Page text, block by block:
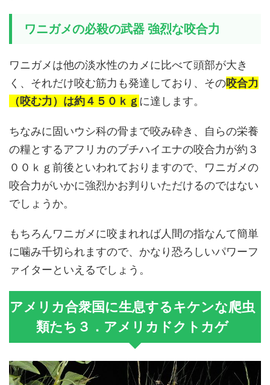
ワニガメの必殺の武器 強烈な咬合力
ワニガメは他の淡水性のカメに比べて頭部が大き
く、それだけ咬む筋力も発達しており、その咬合力
（咬む力）は約４５０ｋｇ に達します。
ちなみに固いウシ科の骨まで咬み砕き、自らの栄養
の糧とするアフリカのブチハイエナの咬合力が約３
００ｋｇ前後といわれておりますので、ワニガメの
咬合力がいかに強烈かお判りいただけるのではない
でしょうか。
もちろんワニガメに咬まれれば人間の指なんて簡単
に噛み千切られますので、かなり恐ろしいパワーフ
ァイターといえるでしょう。
アメリカ合衆国に生息するキケンな爬虫
類たち３．アメリカドクトカゲ